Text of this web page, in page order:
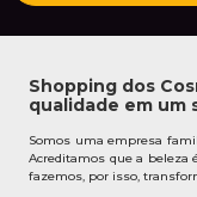
Shopping dos
qualidade em um
Somos uma empresa
Acreditamos que a beleza
fazemos, por isso,